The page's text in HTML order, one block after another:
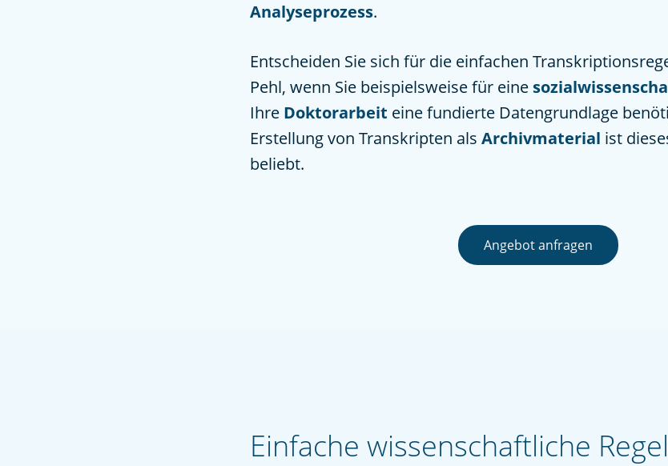
Analyseprozess.
Entscheiden Sie sich für die einfachen
Pehl, wenn Sie beispielsweise für eine
Ihre Doktorarbeit eine fundierte Datengrundlage
Erstellung von Transkripten als Archivmaterial ist
beliebt.
Angebot anfragen
Einfache wissenschaftliche